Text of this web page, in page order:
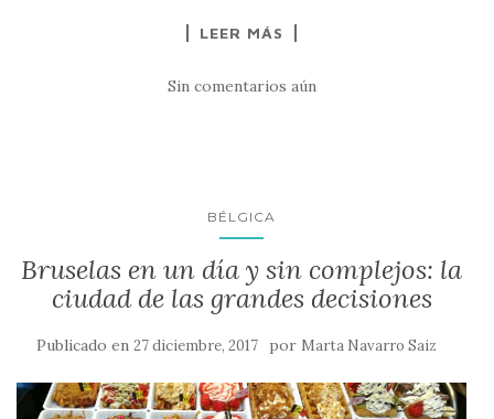
LEER MÁS
Sin comentarios aún
BÉLGICA
Bruselas en un día y sin complejos: la
ciudad de las grandes decisiones
Publicado en 27 diciembre, 2017 por Marta Navarro Saiz